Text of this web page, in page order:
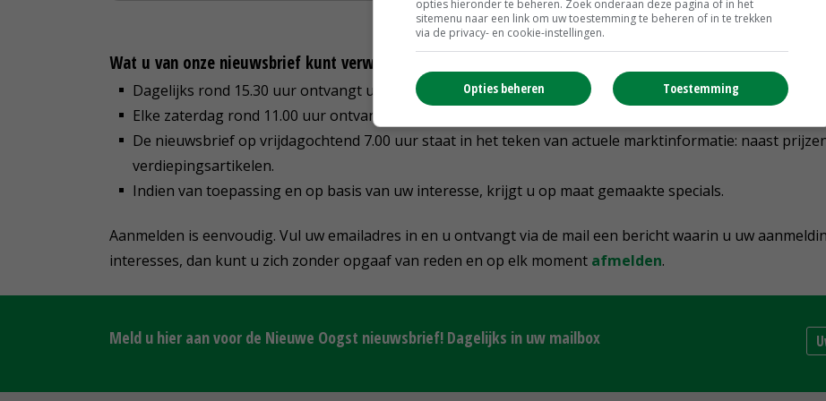
Wat u van onze nieuwsbrief kunt verwachten:
Dagelijks rond 15.30 uur ontvangt u het actuele agrarische nieuws
Elke zaterdag rond 11.00 uur ontvangt u het weekoverzicht en weekendberichten
De nieuwsbrief op vrijdagochtend 7.00 uur staat in het teken van actuele marktinformatie: naast
verdiepingsartikelen.
Indien van toepassing en op basis van uw interesse, krijgt u op maat gemaakte specials.
Aanmelden is eenvoudig. Vul uw emailadres in en u ontvangt via de mail een bericht waarin u uw
interesses, dan kunt u zich zonder opgaaf van reden en op elk moment afmelden.
Meld u hier aan voor de Nieuwe Oogst nieuwsbrief! Dagelijks in uw mailbox
opties hieronder te beheren. Zoek onderaan deze pagina of in het
sitemenu naar een link om uw toestemming te beheren of in te trekken
via de privacy- en cookie-instellingen.
Toestemming
Opties beheren